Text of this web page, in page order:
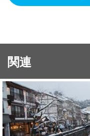
関連